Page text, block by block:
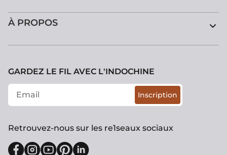
À PROPOS
GARDEZ LE FIL AVEC L'INDOCHINE
Inscription
Retrouvez-nous sur les re1seaux sociaux